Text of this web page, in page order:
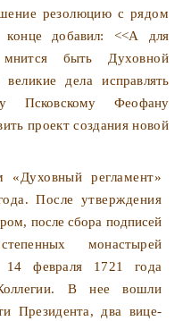
резолюцию с рядом
кон­це добавил: <<А для
мнится бытьДуховной
великие дела ис­правлять
Псковскому Феофану
проект создания новой
«Духовный регламент»
После утверждения
после сбора подписей
монастырей
14 февраля 1721 года
легии. В нее вошли
Прези­дента, два вице-